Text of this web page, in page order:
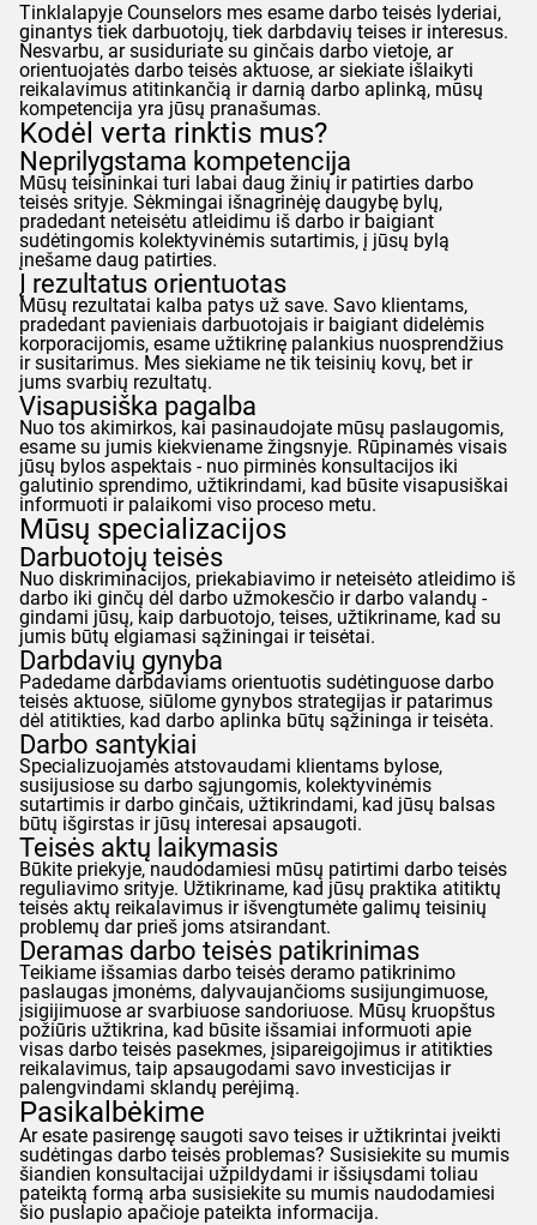
Tinklalapyje Counselors mes esame darbo teisės lyderiai,
ginantys tiek darbuotojų, tiek darbdavių teises ir interesus.
Nesvarbu, ar susiduriate su ginčais darbo vietoje, ar
orientuojatės darbo teisės aktuose, ar siekiate išlaikyti
reikalavimus atitinkančią ir darnią darbo aplinką, mūsų
kompetencija yra jūsų pranašumas.
Kodėl verta rinktis mus?
Neprilygstama kompetencija
Mūsų teisininkai turi labai daug žinių ir patirties darbo
teisės srityje. Sėkmingai išnagrinėję daugybę bylų,
pradedant neteisėtu atleidimu iš darbo ir baigiant
sudėtingomis kolektyvinėmis sutartimis, į jūsų bylą
įnešame daug patirties.
Į rezultatus orientuotas
Mūsų rezultatai kalba patys už save. Savo klientams,
pradedant pavieniais darbuotojais ir baigiant didelėmis
korporacijomis, esame užtikrinę palankius nuosprendžius
ir susitarimus. Mes siekiame ne tik teisinių kovų, bet ir
jums svarbių rezultatų.
Visapusiška pagalba
Nuo tos akimirkos, kai pasinaudojate mūsų paslaugomis,
esame su jumis kiekviename žingsnyje. Rūpinamės visais
jūsų bylos aspektais - nuo pirminės konsultacijos iki
galutinio sprendimo, užtikrindami, kad būsite visapusiškai
informuoti ir palaikomi viso proceso metu.
Mūsų specializacijos
Darbuotojų teisės
Nuo diskriminacijos, priekabiavimo ir neteisėto atleidimo iš
darbo iki ginčų dėl darbo užmokesčio ir darbo valandų -
gindami jūsų, kaip darbuotojo, teises, užtikriname, kad su
jumis būtų elgiamasi sąžiningai ir teisėtai.
Darbdavių gynyba
Padedame darbdaviams orientuotis sudėtinguose darbo
teisės aktuose, siūlome gynybos strategijas ir patarimus
dėl atitikties, kad darbo aplinka būtų sąžininga ir teisėta.
Darbo santykiai
Specializuojamės atstovaudami klientams bylose,
susijusiose su darbo sąjungomis, kolektyvinėmis
sutartimis ir darbo ginčais, užtikrindami, kad jūsų balsas
būtų išgirstas ir jūsų interesai apsaugoti.
Teisės aktų laikymasis
Būkite priekyje, naudodamiesi mūsų patirtimi darbo teisės
reguliavimo srityje. Užtikriname, kad jūsų praktika atitiktų
teisės aktų reikalavimus ir išvengtumėte galimų teisinių
problemų dar prieš joms atsirandant.
Deramas darbo teisės patikrinimas
Teikiame išsamias darbo teisės deramo patikrinimo
paslaugas įmonėms, dalyvaujančioms susijungimuose,
įsigijimuose ar svarbiuose sandoriuose. Mūsų kruopštus
požiūris užtikrina, kad būsite išsamiai informuoti apie
visas darbo teisės pasekmes, įsipareigojimus ir atitikties
reikalavimus, taip apsaugodami savo investicijas ir
palengvindami sklandų perėjimą.
Pasikalbėkime
Ar esate pasirengę saugoti savo teises ir užtikrintai įveikti
sudėtingas darbo teisės problemas? Susisiekite su mumis
šiandien konsultacijai užpildydami ir išsiųsdami toliau
pateiktą formą arba susisiekite su mumis naudodamiesi
šio puslapio apačioje pateikta informacija.